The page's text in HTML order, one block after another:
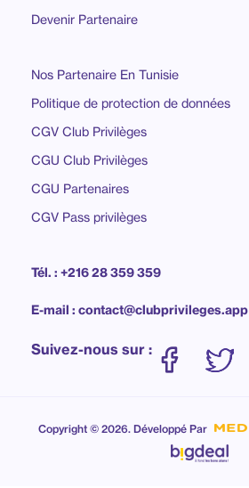
Devenir Partenaire
Nos Partenaire En Tunisie
Politique de protection de données
CGV Club Privilèges
CGU Club Privilèges
CGU Partenaires
CGV Pass privilèges
Tél. : +216 28 359 359
E-mail : contact@clubprivileges.app
Suivez-nous sur :
Copyright © 2026. Développé Par